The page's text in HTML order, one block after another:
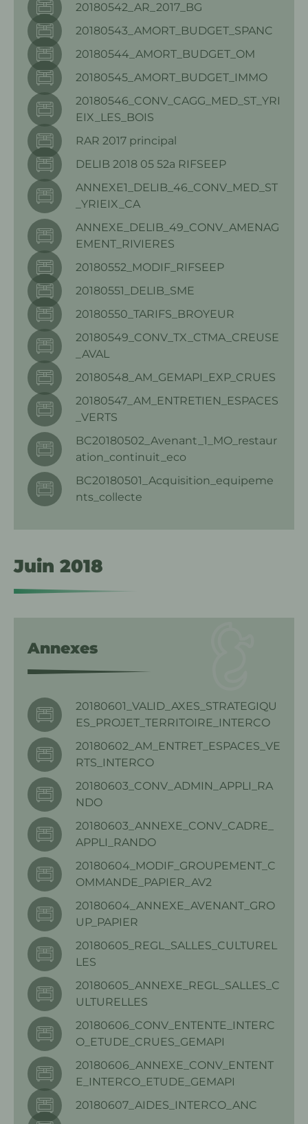
20180542_AR_2017_BG
20180543_AMORT_BUDGET_SPANC
20180544_AMORT_BUDGET_OM
20180545_AMORT_BUDGET_IMMO
20180546_CONV_CAGG_MED_ST_YRI
EIX_LES_BOIS
RAR 2017 principal
DELIB 2018 05 52a RIFSEEP
ANNEXE1_DELIB_46_CONV_MED_ST
_YRIEIX_CA
ANNEXE_DELIB_49_CONV_AMENAG
EMENT_RIVIERES
20180552_MODIF_RIFSEEP
20180551_DELIB_SME
20180550_TARIFS_BROYEUR
20180549_CONV_TX_CTMA_CREUSE
_AVAL
20180548_AM_GEMAPI_EXP_CRUES
20180547_AM_ENTRETIEN_ESPACES
_VERTS
BC20180502_Avenant_1_MO_restaur
ation_continuit_eco
BC20180501_Acquisition_equipeme
nts_collecte
Juin 2018
Annexes
20180601_VALID_AXES_STRATEGIQU
ES_PROJET_TERRITOIRE_INTERCO
20180602_AM_ENTRET_ESPACES_VE
RTS_INTERCO
20180603_CONV_ADMIN_APPLI_RA
NDO
20180603_ANNEXE_CONV_CADRE_
APPLI_RANDO
20180604_MODIF_GROUPEMENT_C
OMMANDE_PAPIER_AV2
20180604_ANNEXE_AVENANT_GRO
UP_PAPIER
20180605_REGL_SALLES_CULTUREL
LES
20180605_ANNEXE_REGL_SALLES_C
ULTURELLES
20180606_CONV_ENTENTE_INTERC
O_ETUDE_CRUES_GEMAPI
20180606_ANNEXE_CONV_ENTENT
E_INTERCO_ETUDE_GEMAPI
20180607_AIDES_INTERCO_ANC